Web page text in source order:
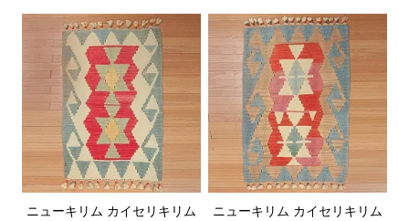
ニューキリム カイセリキリム
ニューキリム カイセリキリム